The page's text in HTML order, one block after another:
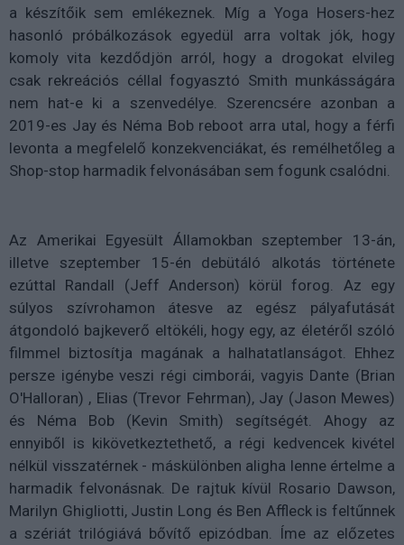
a készítőik sem emlékeznek. Míg a Yoga Hosers-hez
hasonló próbálkozások egyedül arra voltak jók, hogy
komoly vita kezdődjön arról, hogy a drogokat elvileg
csak rekreációs céllal fogyasztó Smith munkásságára
nem hat-e ki a szenvedélye. Szerencsére azonban a
2019-es Jay és Néma Bob reboot arra utal, hogy a férfi
levonta a megfelelő konzekvenciákat, és remélhetőleg a
Shop-stop harmadik felvonásában sem fogunk csalódni.
Az Amerikai Egyesült Államokban szeptember 13-án,
illetve szeptember 15-én debütáló alkotás története
ezúttal Randall (Jeff Anderson) körül forog. Az egy
súlyos szívrohamon átesve az egész pályafutását
átgondoló bajkeverő eltökéli, hogy egy, az életéről szóló
filmmel biztosítja magának a halhatatlanságot. Ehhez
persze igénybe veszi régi cimborái, vagyis Dante (Brian
O'Halloran) , Elias (Trevor Fehrman), Jay (Jason Mewes)
és Néma Bob (Kevin Smith) segítségét. Ahogy az
ennyiből is kikövetkeztethető, a régi kedvencek kivétel
nélkül visszatérnek - máskülönben aligha lenne értelme a
harmadik felvonásnak. De rajtuk kívül Rosario Dawson,
Marilyn Ghigliotti, Justin Long és Ben Affleck is feltűnnek
a szériát trilógiává bővítő epizódban. Íme az előzetes